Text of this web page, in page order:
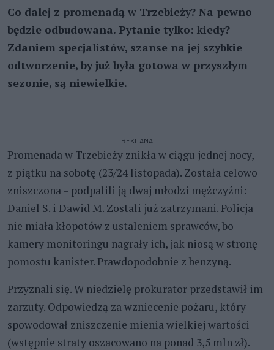
Co dalej z promenadą w Trzebieży? Na pewno
będzie odbudowana. Pytanie tylko: kiedy?
Zdaniem specjalistów, szanse na jej szybkie
odtworzenie, by już była gotowa w przyszłym
sezonie, są niewielkie.
REKLAMA
Promenada w Trzebieży znikła w ciągu jednej nocy,
z piątku na sobotę (23/24 listopada). Została celowo
zniszczona – podpalili ją dwaj młodzi mężczyźni:
Daniel S. i Dawid M. Zostali już zatrzymani. Policja
nie miała kłopotów z ustaleniem sprawców, bo
kamery monitoringu nagrały ich, jak niosą w stronę
pomostu kanister. Prawdopodobnie z benzyną.
Przyznali się. W niedzielę prokurator przedstawił im
zarzuty. Odpowiedzą za wzniecenie pożaru, który
spowodował zniszczenie mienia wielkiej wartości
(wstępnie straty oszacowano na ponad 3,5 mln zł).